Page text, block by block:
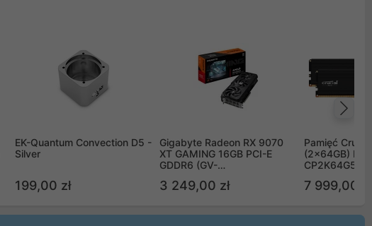
EK-Quantum Convection D5 -
Silver
199,00 zł
Gigabyte Radeon RX 9070
XT GAMING 16GB PCI-E
GDDR6 (GV-
3 249,00 zł
Pamięć
(2x64GB)
7 999,00 zł